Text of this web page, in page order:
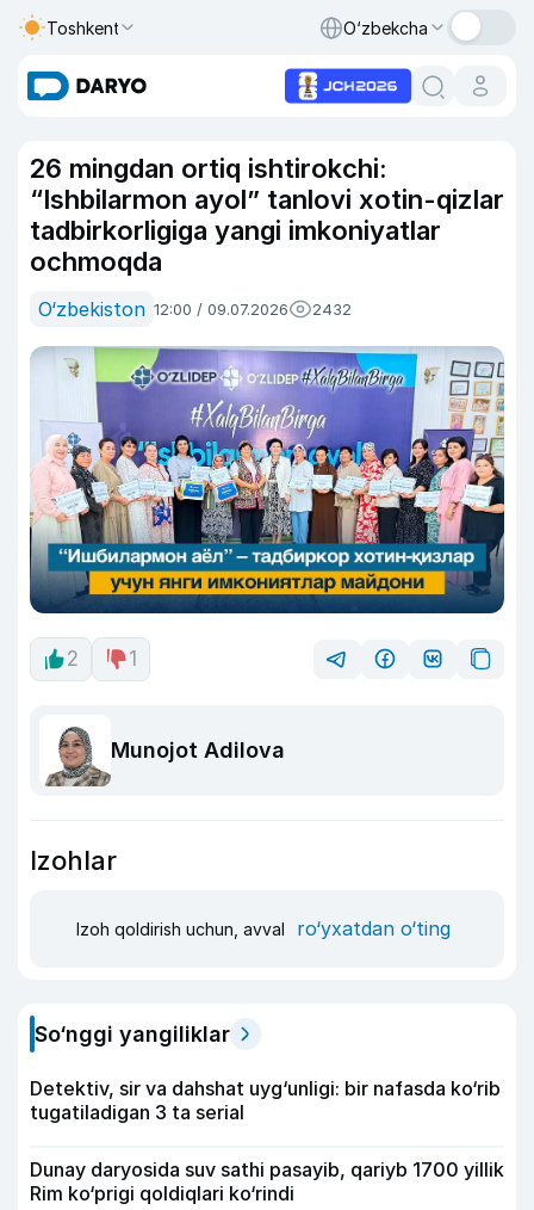
Toshkent O‘zbekcha
26 mingdan ortiq ishtirokchi:
“Ishbilarmon ayol” tanlovi xotin-qizlar
tadbirkorligiga yangi imkoniyatlar
ochmoqda
O‘zbekiston 12:00 / 09.07.2026 2432
2 1
Munojot Adilova
Izohlar
Izoh qoldirish uchun, avval ro‘yxatdan o‘ting
So‘nggi yangiliklar
Detektiv, sir va dahshat uyg‘unligi: bir nafasda ko‘rib
tugatiladigan 3 ta serial
Dunay daryosida suv sathi pasayib, qariyb 1700 yillik
Rim ko‘prigi qoldiqlari ko‘rindi